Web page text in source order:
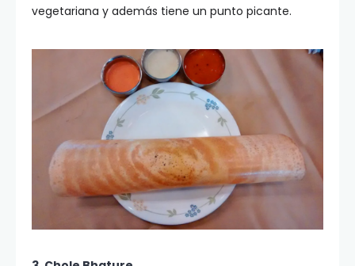
vegetariana y además tiene un punto picante.